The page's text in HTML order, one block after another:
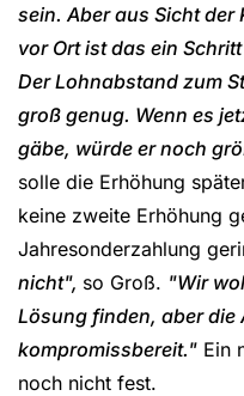
sein. Aber aus Sicht der
vor Ort ist das ein
Der Lohnabstand zum
groß genug. Wenn es
gäbe, würde er noch
solle die Erhöhung
keine zweite Erhöhung
Jahresonderzahlung
nicht", so Groß. "Wir
Lösung finden, aber
kompromissbereit." Ein
noch nicht fest.